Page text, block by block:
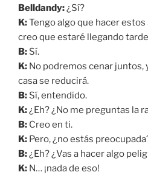
Belldandy:¿Sí?
K:Tengo algo que hacer estos
creo que estaré llegando tarde
B: Sí.
K: No podremos cenar juntos,
casa se reducirá.
B: Sí, entendido.
K:¿Eh? ¿No me preguntas la
B: Creo en ti.
K: Pero, ¿no estás
B:¿Eh? ¿Vas a hacer algo
K: N… ¡nada de eso!